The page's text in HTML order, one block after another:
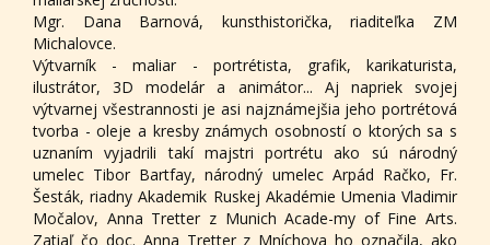
Mgr. Dana Barnová, kunsthistorička, riaditeľka ZM
Michalovce.
Výtvarník - maliar - portrétista, grafik, karikaturista,
ilustrátor, 3D modelár a animátor... Aj napriek svojej
výtvarnej všestrannosti je asi najznámejšia jeho portrétová
tvorba - oleje a kresby známych osobností o ktorých sa s
uznaním vyjadrili takí majstri portrétu ako sú národný
umelec Tibor Bartfay, národný umelec Arpád Račko, Fr.
Šesták, riadny Akademik Ruskej Akadémie Umenia Vladimir
Močalov, Anna Tretter z Munich Acade-my of Fine Arts.
Zatiaľ čo doc. Anna Tretter z Mníchova ho označila, ako